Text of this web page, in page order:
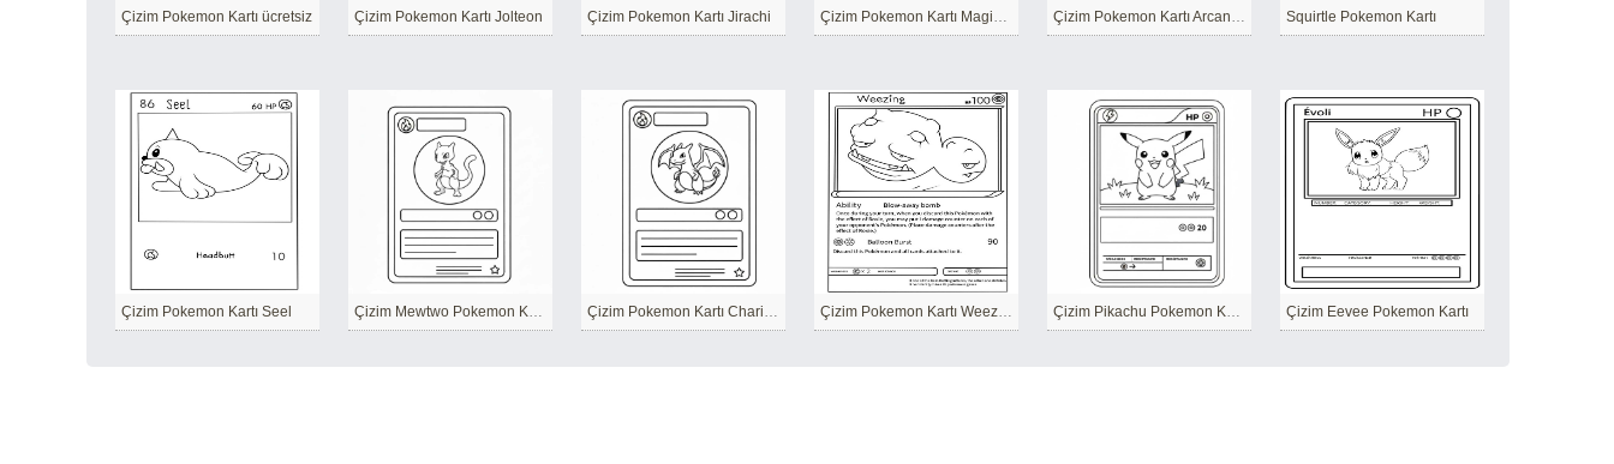
Çizim Pokemon Kartı ücretsiz Çizim Pokemon Kartı Jolteon Çizim Pokemon Kartı Jirachi Çizim Pokemon Kartı Magikarp Çizim Pokemon Kartı Arcanine Squirtle Pokemon Kartı
Çizim Pokemon Kartı Seel Çizim Mewtwo Pokemon Kartı Çizim Pokemon Kartı Charizard Çizim Pokemon Kartı Weezing Çizim Pikachu Pokemon Kartı Çizim Eevee Pokemon Kartı